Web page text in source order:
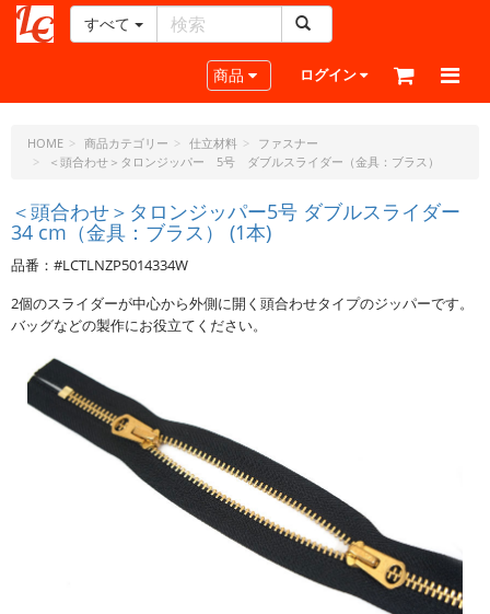
ー
ラ
フ
ド
ッ
ト・
ェ
ー
ー
すべて
Toggle navigation
商品 ログイン
HOME 商品カテゴリー 仕立材料
ファスナー
＜頭合わせ＞タロンジッパー 5号 ダブルスライダー（金具：ブラス）
＜頭合わせ＞タロンジッパー5号 ダブルスライダー
34 cm（金具：ブラス） (1本)
品番：#LCTLNZP5014334W
2個のスライダーが中心から外側に開く頭合わせタイプのジッパーです。
バッグなどの製作にお役立てください。